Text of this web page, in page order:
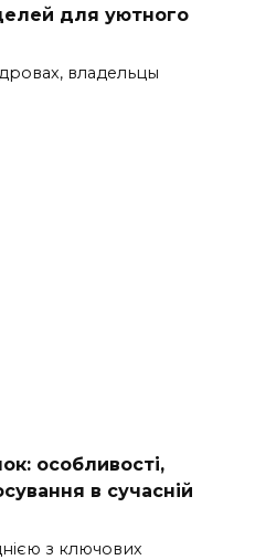
для уютного
владельцы
особливості,
в сучасній
з ключових